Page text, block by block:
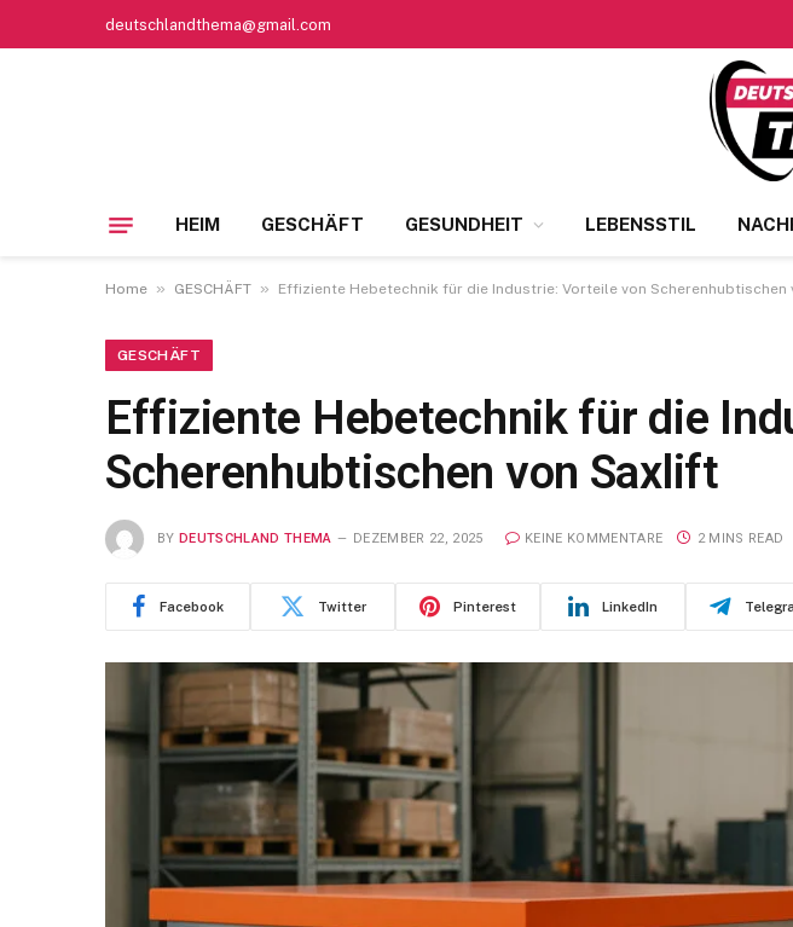
deutschlandthema@gmail.com
HEIM GESCHÄFT GESUNDHEIT LEBENSSTIL
Home » GESCHÄFT » Effiziente Hebetechnik für die Industrie: Vorteile von Scherenhubtischen
GESCHÄFT
Effiziente Hebetechnik für die
Scherenhubtischen von Saxlift
BY DEUTSCHLAND THEMA DEZEMBER 22, 2025 KEINE KOMMENTARE 2 MINS READ
Facebook Twitter Pinterest LinkedIn